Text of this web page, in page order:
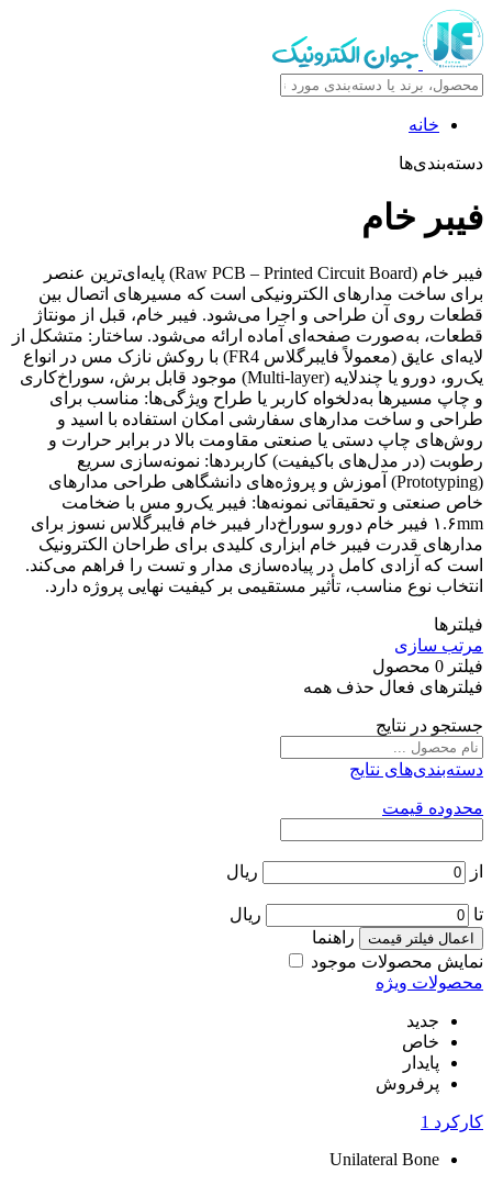
خانه
دسته‌بندی‌ها
فیبر خام
فیبر خام (Raw PCB – Printed Circuit Board) پایه‌ای‌ترین عنصر
برای ساخت مدارهای الکترونیکی است که مسیرهای اتصال بین
قطعات روی آن طراحی و اجرا می‌شود. فیبر خام، قبل از مونتاژ
قطعات، به‌صورت صفحه‌ای آماده ارائه می‌شود. ساختار: متشکل از
لایه‌ای عایق (معمولاً فایبرگلاس FR4) با روکش نازک مس در انواع
یک‌رو، دو‌رو یا چندلایه (Multi-layer) موجود قابل برش، سوراخ‌کاری
و چاپ مسیرها به‌دلخواه کاربر یا طراح ویژگی‌ها: مناسب برای
طراحی و ساخت مدارهای سفارشی امکان استفاده با اسید و
روش‌های چاپ دستی یا صنعتی مقاومت بالا در برابر حرارت و
رطوبت (در مدل‌های باکیفیت) کاربردها: نمونه‌سازی سریع
(Prototyping) آموزش و پروژه‌های دانشگاهی طراحی مدارهای
خاص صنعتی و تحقیقاتی نمونه‌ها: فیبر یک‌رو مس با ضخامت
۱.۶mm فیبر خام دو‌رو سوراخ‌دار فیبر خام فایبرگلاس نسوز برای
مدارهای قدرت فیبر خام ابزاری کلیدی برای طراحان الکترونیک
است که آزادی کامل در پیاده‌سازی مدار و تست را فراهم می‌کند.
انتخاب نوع مناسب، تأثیر مستقیمی بر کیفیت نهایی پروژه دارد.
فیلترها
مرتب سازی
فیلتر 0 محصول
فیلترهای فعال حذف همه
جستجو در نتایج
دسته‌بندی‌های نتایج
محدوده قیمت
از ریال
تا ریال
اعمال فیلتر قیمت
راهنما
نمایش محصولات موجود
محصولات ویژه
جدید
خاص
پایدار
پرفروش
کارکرد 1
Unilateral Bone